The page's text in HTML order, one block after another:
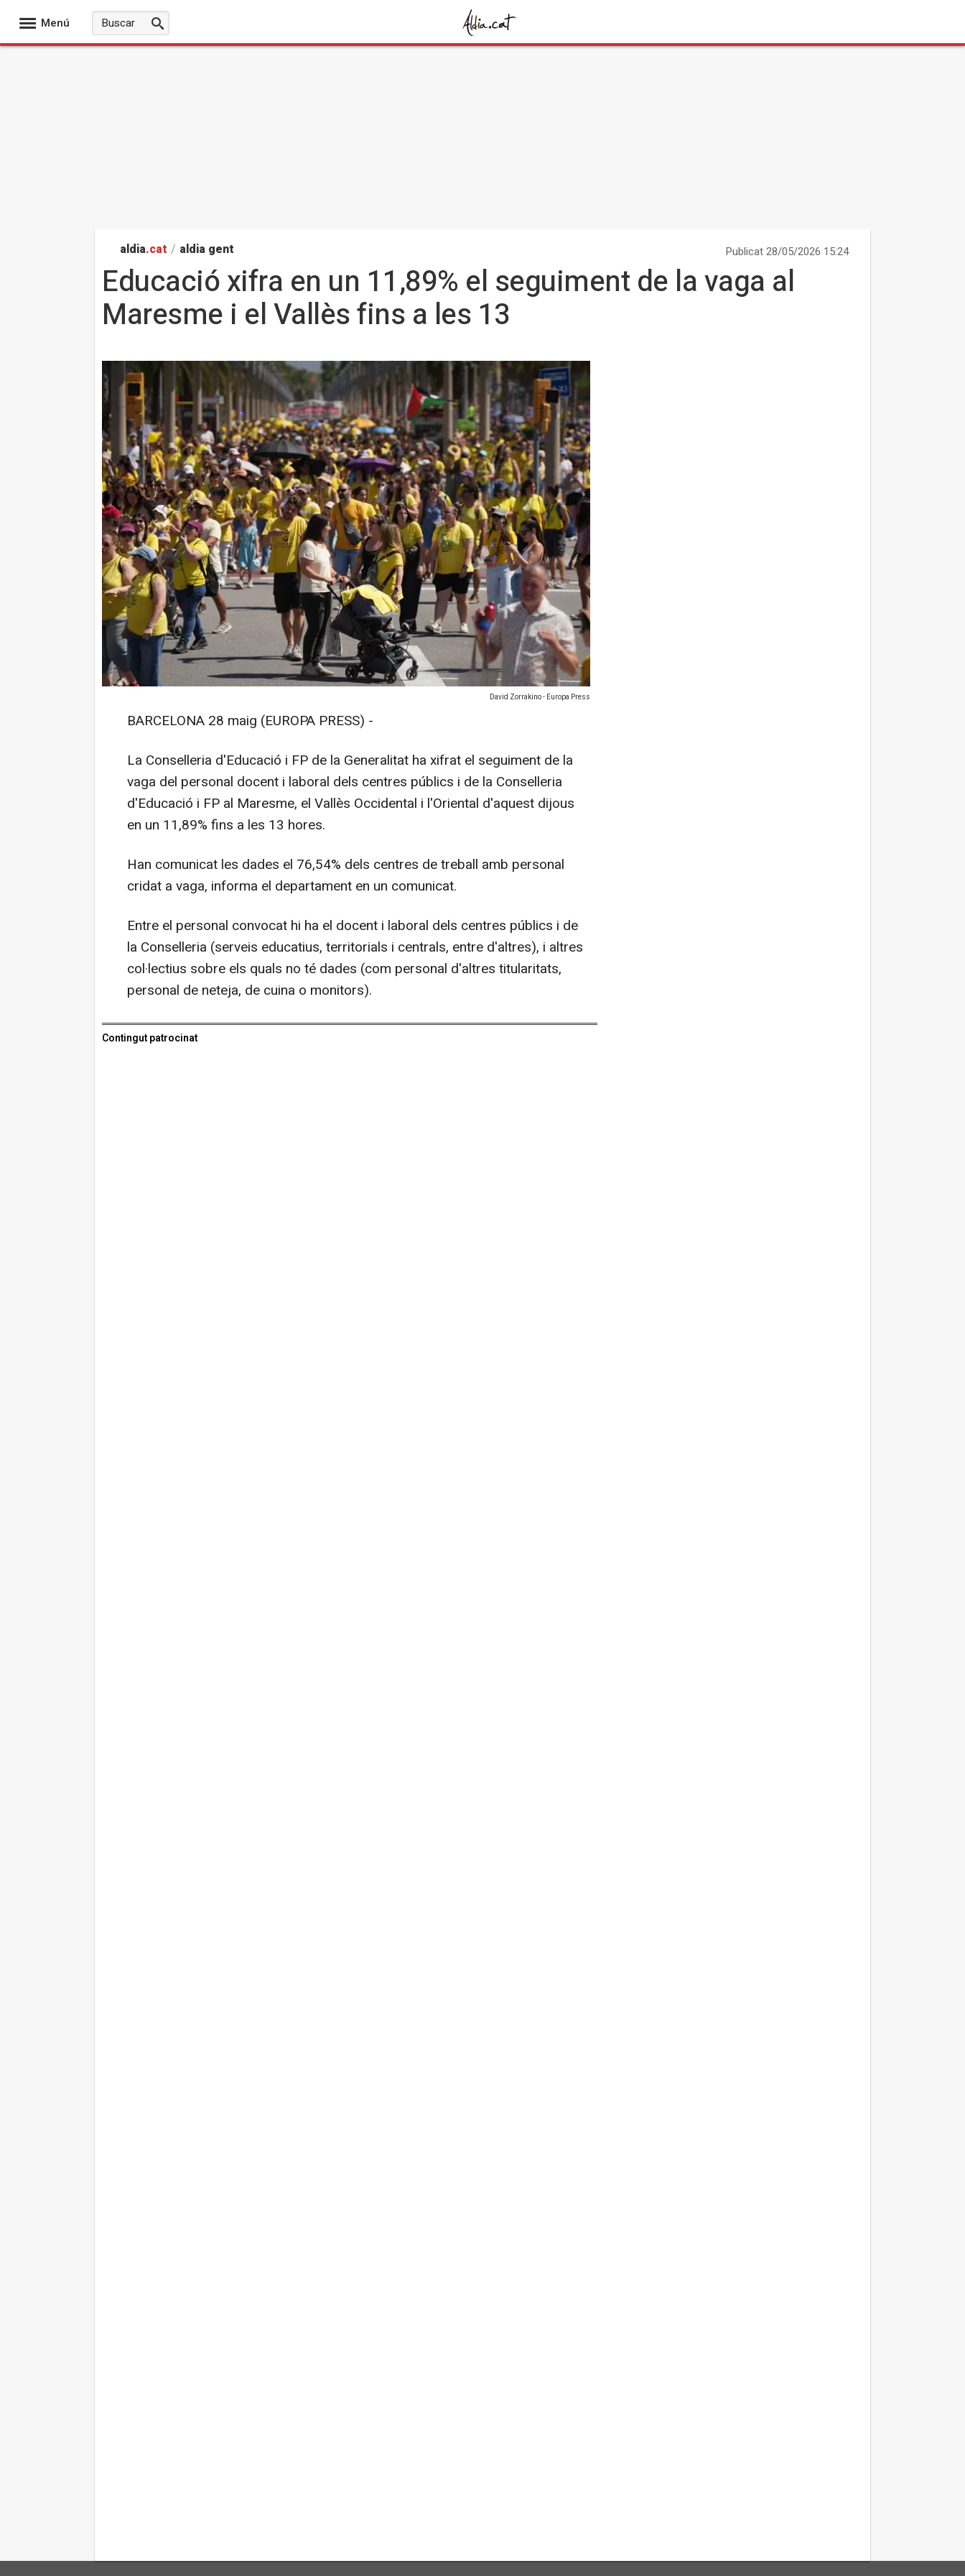
Menú
aldia.cat / aldia gent Publicat 28/05/2026 15:24
Educació xifra en un 11,89% el seguiment de la vaga al
Maresme i el Vallès fins a les 13
David Zorrakino - Europa Press
BARCELONA 28 maig (EUROPA PRESS) -
La Conselleria d'Educació i FP de la Generalitat ha xifrat el seguiment de la
vaga del personal docent i laboral dels centres públics i de la Conselleria
d'Educació i FP al Maresme, el Vallès Occidental i l'Oriental d'aquest dijous
en un 11,89% fins a les 13 hores.
Han comunicat les dades el 76,54% dels centres de treball amb personal
cridat a vaga, informa el departament en un comunicat.
Entre el personal convocat hi ha el docent i laboral dels centres públics i de
la Conselleria (serveis educatius, territorials i centrals, entre d'altres), i altres
col·lectius sobre els quals no té dades (com personal d'altres titularitats,
personal de neteja, de cuina o monitors).
Contingut patrocinat